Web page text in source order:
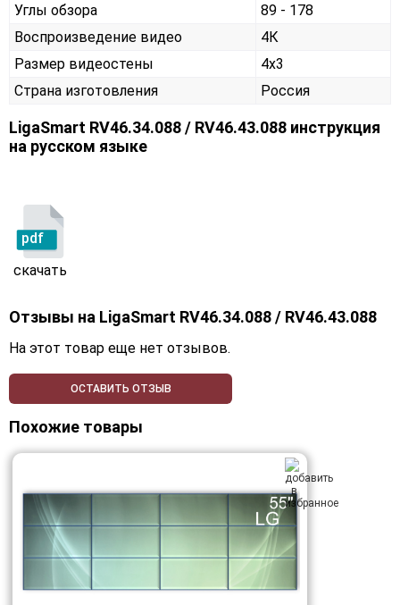
Углы обзора
89 - 178
Воспроизведение видео
4К
Размер видеостены
4x3
Страна изготовления
Россия
LigaSmart RV46.34.088 / RV46.43.088 инструкция
на русском языке
pdf
скачать
Отзывы на LigaSmart RV46.34.088 / RV46.43.088
На этот товар еще нет отзывов.
ОСТАВИТЬ ОТЗЫВ
Похожие товары